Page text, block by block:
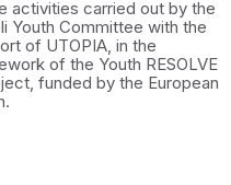
activities carried out by the
Youth Committee with the
of UTOPIA, in the
of the Youth RESOLVE
funded by the European